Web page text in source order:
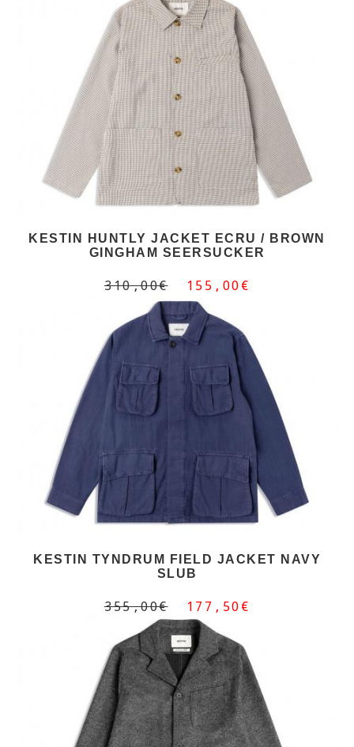
KESTIN HUNTLY JACKET ECRU / BROWN
GINGHAM SEERSUCKER
310,00€ 155,00€
KESTIN TYNDRUM FIELD JACKET NAVY
SLUB
355,00€ 177,50€